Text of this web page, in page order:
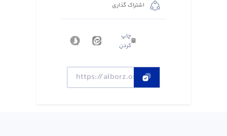
اشتراک گذاری
چاپ
کردن